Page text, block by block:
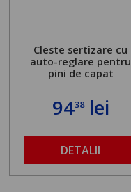
Cleste sertizare cu
auto-reglare pentru
pini de capat
9438lei
DETALII